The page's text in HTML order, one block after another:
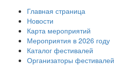
Главная страница
Новости
Карта мероприятий
Мероприятия в 2026 году
Каталог фестивалей
Организаторы фестивалей